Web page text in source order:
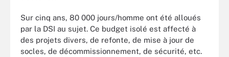
Sur cinq ans, 80 000 jours/homme ont été alloués
par la DSI au sujet. Ce budget isolé est affecté à
des projets divers, de refonte, de mise à jour de
socles, de décommissionnement, de sécurité, etc.